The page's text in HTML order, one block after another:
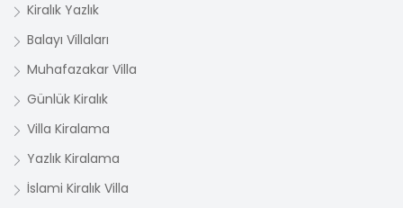
Kiralık Yazlık
Balayı Villaları
Muhafazakar Villa
Günlük Kiralık
Villa Kiralama
Yazlık Kiralama
İslami Kiralık Villa